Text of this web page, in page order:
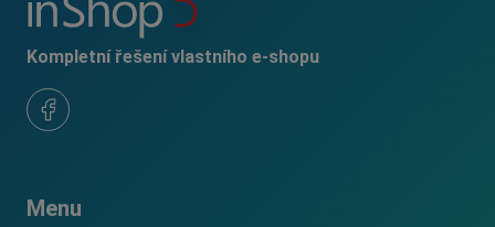
Kompletní řešení vlastního e-shopu
Menu